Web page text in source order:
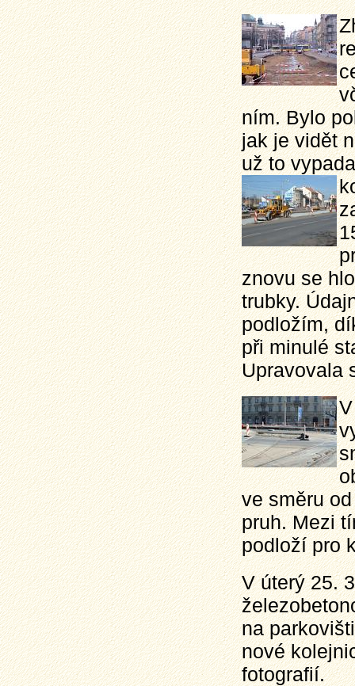
ním. Bylo
jak je vidět
už to
znovu se
trubky.
podložím,
při minulé
Upravovala
ve směru
pruh. Mezi
podloží pro
V úterý 25.
na
nové
fotografií.